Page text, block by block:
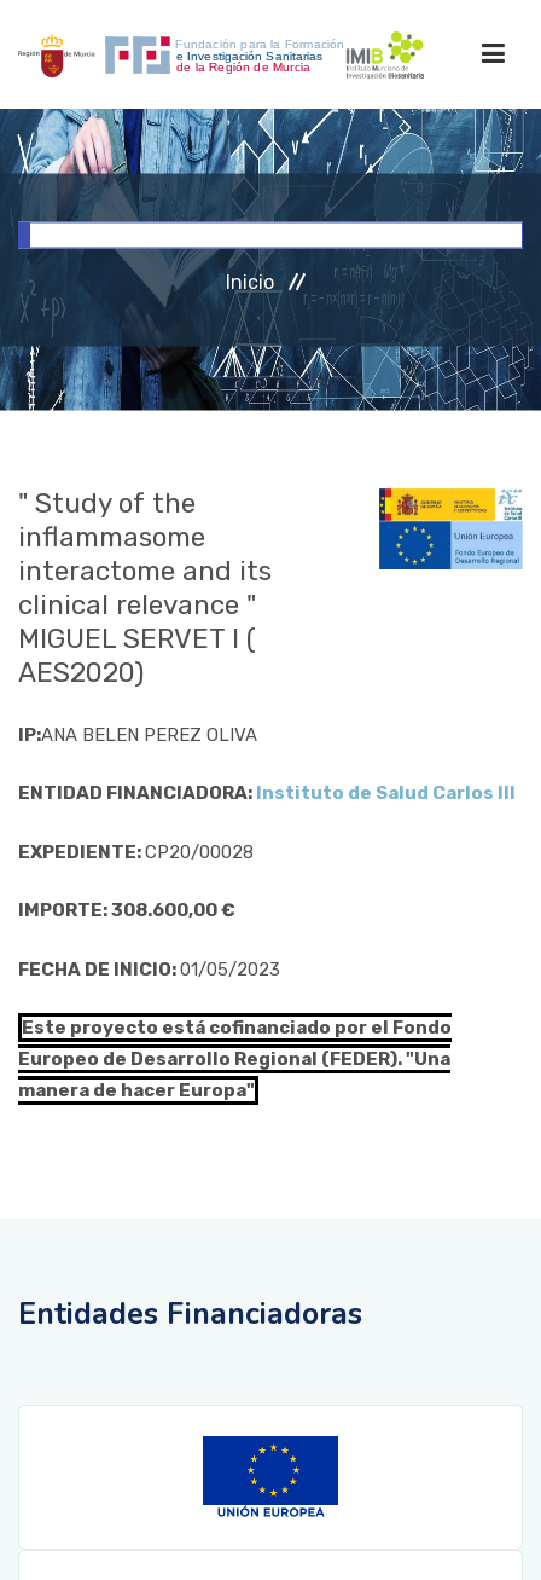
INICIO
INVESTIGACIÓN
RRHH
ACCESO PERSONAL
Inicio
" Study of the
inflammasome
interactome and its
clinical relevance "
MIGUEL SERVET I (
AES2020)
IP:ANA BELEN PEREZ OLIVA
ENTIDAD FINANCIADORA: Instituto de Salud Carlos III
EXPEDIENTE:CP20/00028
IMPORTE: 308.600,00 €
FECHA DE INICIO:01/05/2023
Este proyecto está cofinanciado por el Fondo
Europeo de Desarrollo Regional (FEDER). "Una
manera de hacer Europa"
Entidades Financiadoras